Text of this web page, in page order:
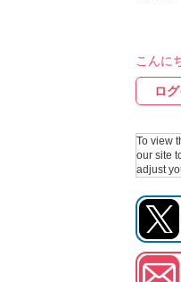
プロジェクトア
テイルズ オ
こんに
ロ
To view
our site
adjust